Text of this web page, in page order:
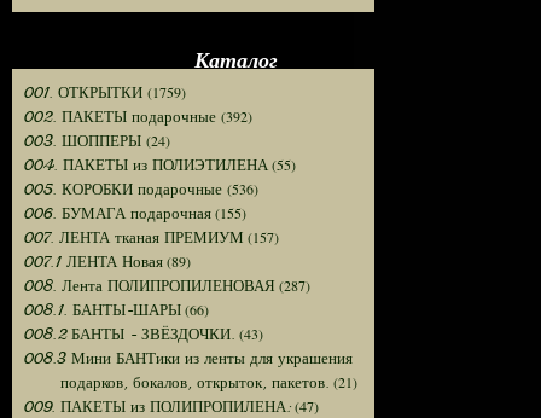
Каталог
001. ОТКРЫТКИ (1759)
002. ПАКЕТЫ подарочные (392)
003. ШОППЕРЫ (24)
004. ПАКЕТЫ из ПОЛИЭТИЛЕНА(55)
005. КОРОБКИ подарочные (536)
006. БУМАГА подарочная(155)
007. ЛЕНТА тканая ПРЕМИУМ (157)
007.1 ЛЕНТА Новая(89)
008. Лента ПОЛИПРОПИЛЕНОВАЯ (287)
008.1. БАНТЫ-ШАРЫ(66)
008.2 БАНТЫ - ЗВЁЗДОЧКИ. (43)
008.3 Мини БАНТики из ленты для украшения
подарков, бокалов, открыток, пакетов. (21)
009. ПАКЕТЫ из ПОЛИПРОПИЛЕНА:(47)